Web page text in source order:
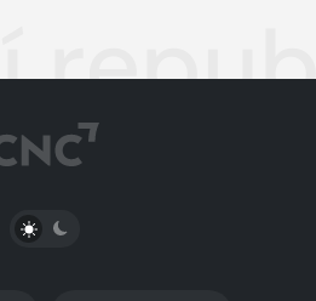
PŘEPNOUT SVĚTLÝ/TMAVÝ REŽIM